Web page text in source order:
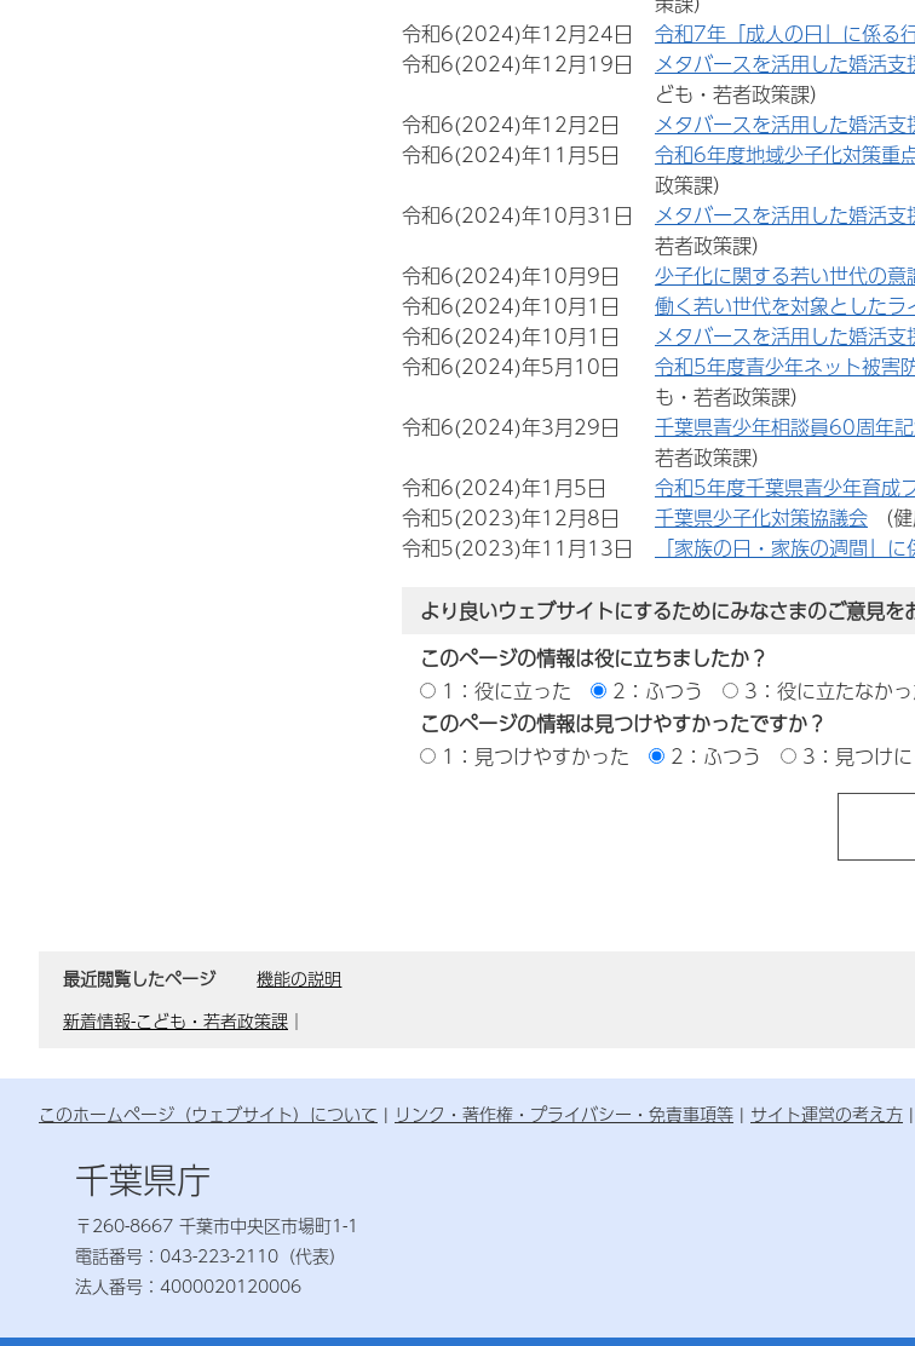
令和6(2024)年12月24日
令和7年「成人の日」に係る
令和6(2024)年12月19日
メタバースを活用した婚活
ども・若者政策課）
令和6(2024)年12月2日
メタバースを活用した婚活
令和6(2024)年11月5日
令和6年度地域少子化対策重
政策課）
令和6(2024)年10月31日
メタバースを活用した婚活
若者政策課）
令和6(2024)年10月9日
少子化に関する若い世代の意
令和6(2024)年10月1日
働く若い世代を対象とした
令和6(2024)年10月1日
メタバースを活用した婚活
令和6(2024)年5月10日
令和5年度青少年ネット被害
も・若者政策課）
令和6(2024)年3月29日
千葉県青少年相談員60周年
若者政策課）
令和6(2024)年1月5日
令和5年度千葉県青少年育成
令和5(2023)年12月8日
千葉県少子化対策協議会
（
令和5(2023)年11月13日
「家族の日・家族の週間」
より良いウェブサイトにするためにみなさまのご意見を
このページの情報は役に立ちましたか？
1：役に立った
2：ふつう
3：役に立たなか
このページの情報は見つけやすかったですか？
1：見つけやすかった
2：ふつう 3：見つけ
最近閲覧したページ
機能の説明
新着情報-こども・若者政策課 ｜
このホームページ（ウェブサイト）について リンク・著作権・プライバシー・免責事項等 サイト運営の考え方
千葉県庁
〒260-8667 千葉市中央区市場町1-1
電話番号：043-223-2110（代表）
法人番号：4000020120006